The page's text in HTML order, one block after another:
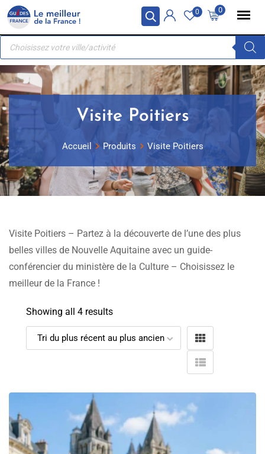
Panneau de gestion des cookies
Skip
content
0
0
Recherche
produits
Visite Poitiers
Accueil Produits Visite Poitiers
Visite Poitiers – Partez à la découverte de l’une des plus
belles villes de Nouvelle Aquitaine avec un guide-
conférencier du ministère de la Culture – Choisissez le
meilleur de la France !
Showing all 4 results